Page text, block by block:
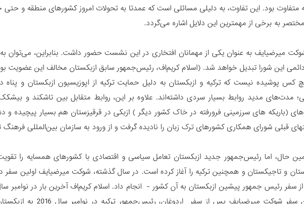
متفاوت بود. این تفاوت، به دلیلی مسائلی است که عمدتا به تحولات امروز کشورهای منطقه و
به برخی از مهمترین این دلایل اشاره می‌گردد.
میرضیایف به عنوان یکی از مهمانان افتخاری در این نشست حضور داشت. بنابراین، می‌توان
این شورا تبدیل خواهد شد. (اسلام کریم‌اف، رئیس‌جمهور سابق ازبکستان مخالف این عضویت
کس پوشیده نیست که ترکیه و ازبکستان به دلیل حمایت ترکیه از اپوزیسیون ازبکستان و پناه
مدت‌های مدید روابط بسیار سردی داشته‌اند. علاوه بر این، روابط متقابل بین تاشکند و
(باریکه های سرزمینی فرورفته در خاک کشور دیگر ) ازبکی در قرقیزستان هم بسیار پیچیده و
قبلی شورای همکاری کشورهای ترک زبان را نادیده گرفت و از ورود به سازمان بین‌المللی فرهنگ
حال، اما رئیس‌جمهور جدید ازبکستان تعامل سیاسی و اقتصادی با کشورهای همسایه را
که این سفر شوکت میرضیایف